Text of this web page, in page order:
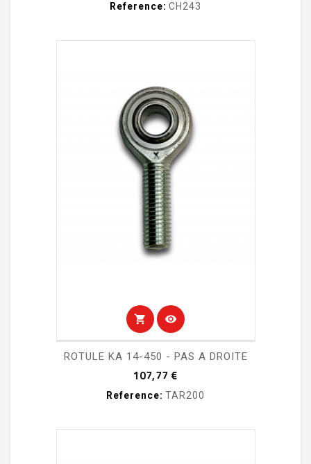
Reference: CH243
shopping_cart visibility
ROTULE KA 14-450 - PAS A DROITE
107,77 €
Reference: TAR200